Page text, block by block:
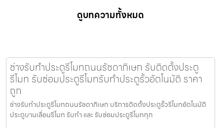
ดูบทความทั้งหมด
ช่างรับทำประตูรีโมทถนนรัชดาภิเษก รับติดตั้งประตู
รีโมท รับซ่อมประตูรีโมทรับทำประตูรั้วอัตโนมัติ ราคา
ถูก
ช่างรับทำประตูรีโมทถนนรัชดาภิเษก บริการติดตั้งประตูรั้วรีโมทอัตโนมัติ
ประตูบานเลื่อนรีโมท รับทำ และ รับซ่อมประตูรีโมททุก